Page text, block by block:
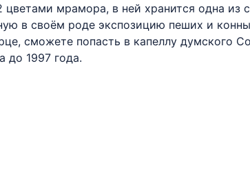
мрамора, в ней хранится одна из
в своём роде экспозицию пеших и
сможете попасть в капеллу думского
до 1997 года.